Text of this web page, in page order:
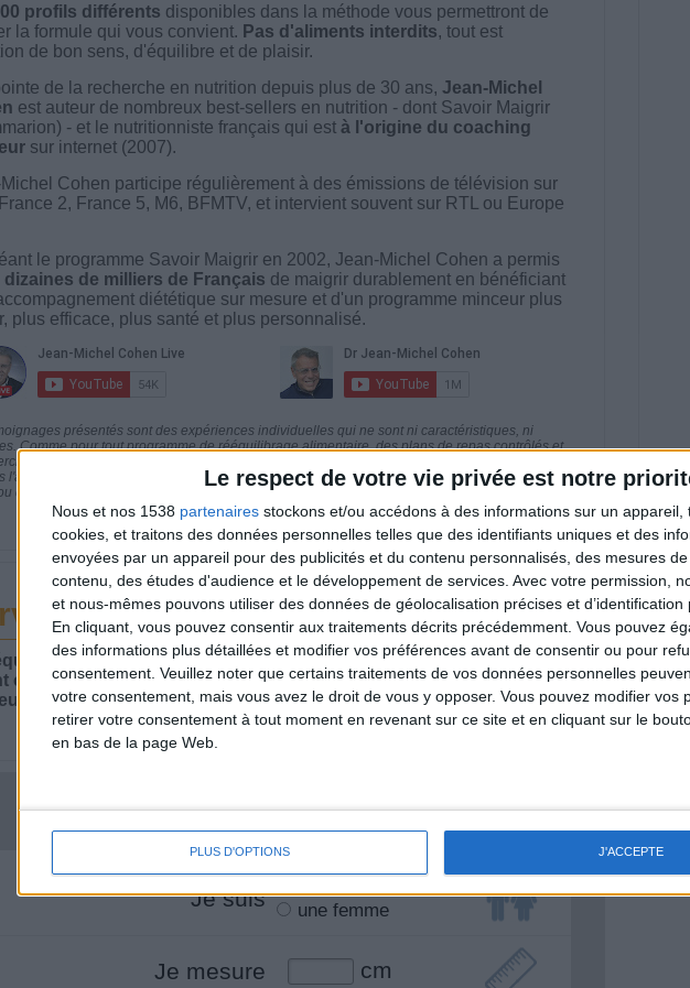
Le respect de votre vie privée est notre
Nous et nos 1538 partenaires stockons et/ou accédons à des informations sur un appareil,
cookies, et traitons des données personnelles telles que des identifiants uniques et des
envoyées par un appareil pour des publicités et du contenu personnalisés, des mesures
contenu, des études d'audience et le développement de services. Avec votre permission,
et nous-mêmes pouvons utiliser des données de géolocalisation précises et d’identification
En cliquant, vous pouvez consentir aux traitements décrits précédemment. Vous pouvez
des informations plus détaillées et modifier vos préférences avant de consentir ou pour
consentement. Veuillez noter que certains traitements de vos données personnelles
votre consentement, mais vous avez le droit de vous y opposer. Vous pouvez modifier vos
retirer votre consentement à tout moment en revenant sur ce site et en cliquant sur le
en bas de la page Web.
PLUS D'OPTIONS J'ACCEPTE
profils différents disponibles dans la méthode vous permettront de
la formule qui vous convient. Pas d'aliments interdits, tout est
de bon sens, d'équilibre et de plaisir.
de la recherche en nutrition depuis plus de 30 ans, Jean-Michel
est auteur de nombreux best-sellers en nutrition - dont Savoir Maigrir
- et le nutritionniste français qui est à l'origine du coaching
sur internet (2007).
Cohen participe régulièrement à des émissions de télévision sur
2, France 5, M6, BFMTV, et intervient souvent sur RTL ou Europe
le programme Savoir Maigrir en 2002, Jean-Michel Cohen a permis
dizaines de milliers de Français de maigrir durablement en bénéficiant
diététique sur mesure et d'un programme minceur plus
plus efficace, plus santé et plus personnalisé.
présentés sont des expériences individuelles qui ne sont ni caractéristiques, ni
Comme pour tout programme de rééquilibrage alimentaire, des plans de repas contrôlés et
physiques réguliers sont nécessaires pour perdre du poids à long terme. Demandez
l'avis de votre médecin traitant avant d'entreprendre un régime amincissant, un programme
de modifier vos habitudes nutritionnelles.
client & Motivation Voir tout
du Service-client et de la Communauté Savoir Maigrir vous
chaque semaine à vous rapprocher sereinement de votre objectif
Votre bilan minceur
Je suis
une femme
Je mesure cm